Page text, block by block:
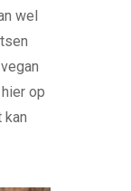
wel
op
kan